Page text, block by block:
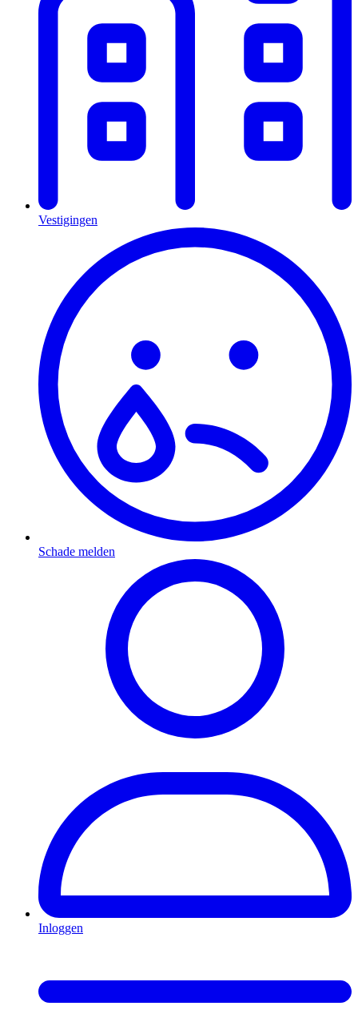
Vestigingen
Schade melden
Inloggen